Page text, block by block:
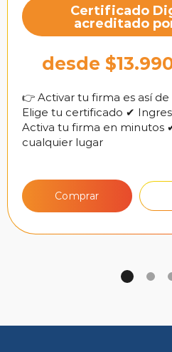
Certificado
acreditado
desde
👉 Activar tu firma es así
Elige tu certificado ✔
Activa tu firma en minutos
cualquier lugar
Comprar